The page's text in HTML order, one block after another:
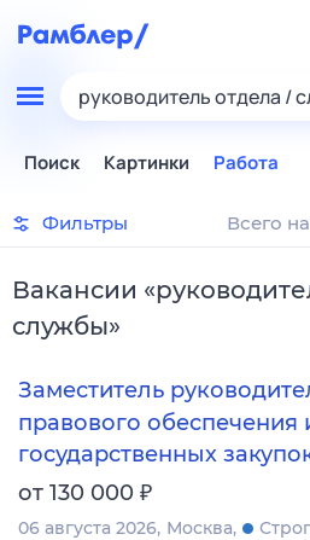
руководитель отдела /
Поиск Картинки Работа
Фильтры Всего
Вакансии «
службы»
Заместитель
правового обеспечения
государственных
от 130 000 ₽
06 августа 2026 Москва